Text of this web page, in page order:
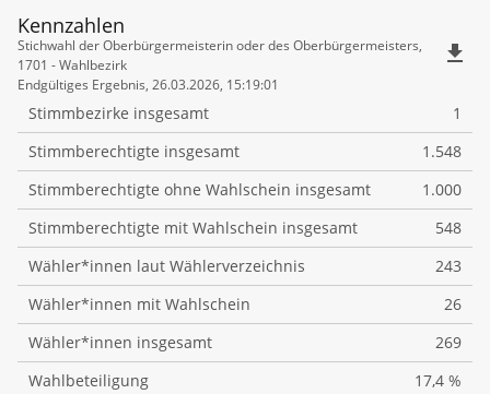
Kennzahlen
Kennzahlen
Stichwahl der Oberbürgermeisterin oder des Oberbürgermeisters,
1701 - Wahlbezirk
Endgültiges Ergebnis, 26.03.2026, 15:19:01
file_download
Stimmbezirke insgesamt
1
Stimmberechtigte insgesamt
1.548
Stimmberechtigte ohne Wahlschein insgesamt
1.000
Stimmberechtigte mit Wahlschein insgesamt
548
Wähler*innen laut Wählerverzeichnis
243
Wähler*innen mit Wahlschein
26
Wähler*innen insgesamt
269
Wahlbeteiligung
17,4 %